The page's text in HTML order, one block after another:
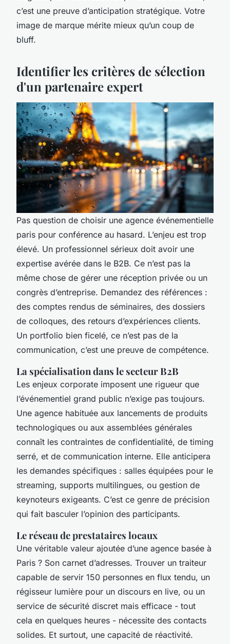
c’est une preuve d’anticipation stratégique. Votre
image de marque mérite mieux qu’un coup de
bluff.
Identifier les critères de sélection
d'un partenaire expert
Pas question de choisir une agence événementielle
paris pour conférence au hasard. L’enjeu est trop
élevé. Un professionnel sérieux doit avoir une
expertise avérée dans le B2B. Ce n’est pas la
même chose de gérer une réception privée ou un
congrès d’entreprise. Demandez des références :
des comptes rendus de séminaires, des dossiers
de colloques, des retours d’expériences clients.
Un portfolio bien ficelé, ce n’est pas de la
communication, c’est une preuve de compétence.
La spécialisation dans le secteur B2B
Les enjeux corporate imposent une rigueur que
l’événementiel grand public n’exige pas toujours.
Une agence habituée aux lancements de produits
technologiques ou aux assemblées générales
connaît les contraintes de confidentialité, de timing
serré, et de communication interne. Elle anticipera
les demandes spécifiques : salles équipées pour le
streaming, supports multilingues, ou gestion de
keynoteurs exigeants. C’est ce genre de précision
qui fait basculer l’opinion des participants.
Le réseau de prestataires locaux
Une véritable valeur ajoutée d’une agence basée à
Paris ? Son carnet d’adresses. Trouver un traiteur
capable de servir 150 personnes en flux tendu, un
régisseur lumière pour un discours en live, ou un
service de sécurité discret mais efficace - tout
cela en quelques heures - nécessite des contacts
solides. Et surtout, une capacité de réactivité.